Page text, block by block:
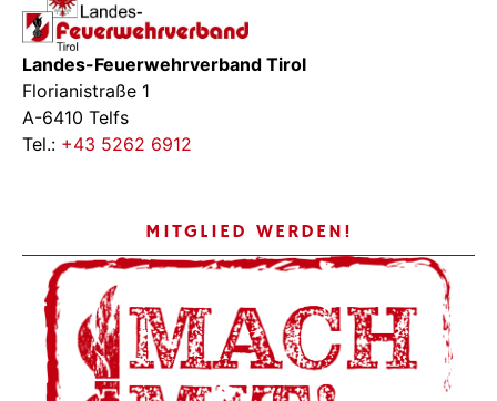
Landes-Feuerwehrverband Tirol
Florianistraße 1
A-6410 Telfs
Tel.: +43 5262 6912
MITGLIED WERDEN!